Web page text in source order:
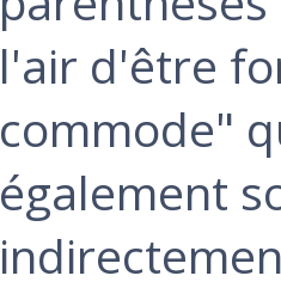
l'air d'être
commode"
également